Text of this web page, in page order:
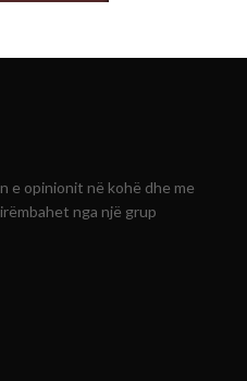
e opinionit në kohë dhe me
nga një grup